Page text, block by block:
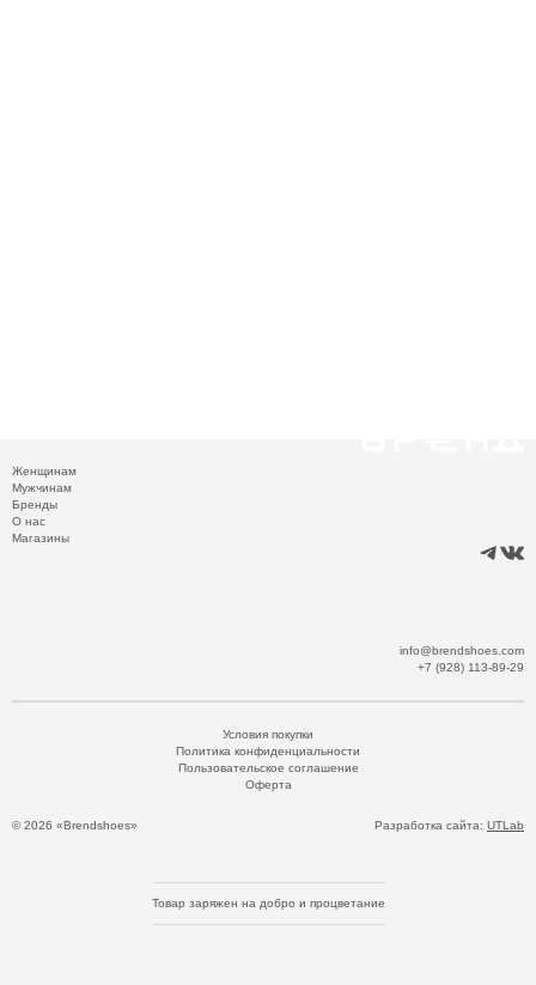
Женщинам
Мужчинам
Бренды
О нас
Магазины
info@brendshoes.com
+7 (928) 113-89-29
© 2026 «Brendshoes»
Условия покупки
Политика конфиденциальности
Пользовательское соглашение
Оферта
Разработка сайта: UTLab
Товар заряжен на добро и процветание